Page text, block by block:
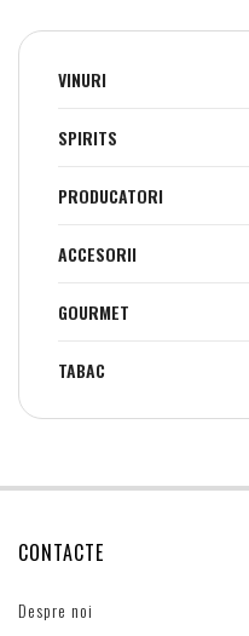
VINURI
SPIRITS
PRODUCATORI
ACCESORII
GOURMET
TABAC
CONTACTE
Despre noi